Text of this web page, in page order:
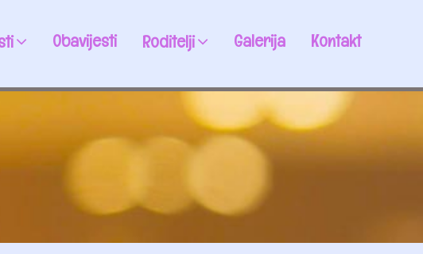
Obavijesti Roditelji Galerija Kontakt